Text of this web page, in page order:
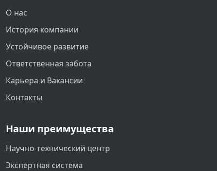
О нас
История компании
Устойчивое развитие
Ответственная забота
Карьера и Вакансии
Контакты
Наши преимущества
Научно-технический центр
Экспертная система